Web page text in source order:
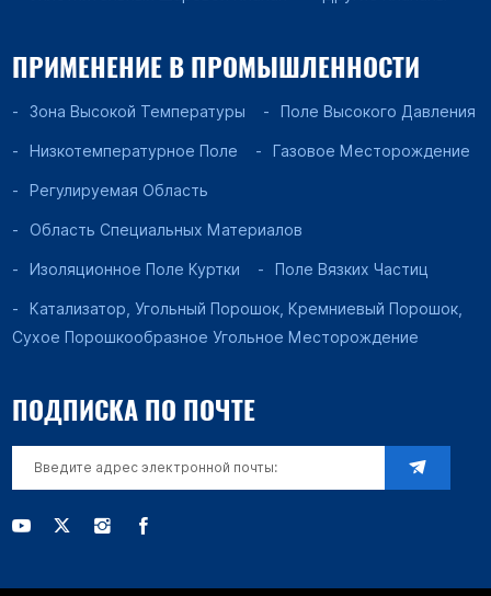
ПРИМЕНЕНИЕ В ПРОМЫШЛЕННОСТИ
Зона Высокой Температуры Поле Высокого Давления
Низкотемпературное Поле Газовое Месторождение
Регулируемая Область
Область Специальных Материалов
Изоляционное Поле Куртки Поле Вязких Частиц
Катализатор, Угольный Порошок, Кремниевый Порошок,
Сухое Порошкообразное Угольное Месторождение
ПОДПИСКА ПО ПОЧТЕ